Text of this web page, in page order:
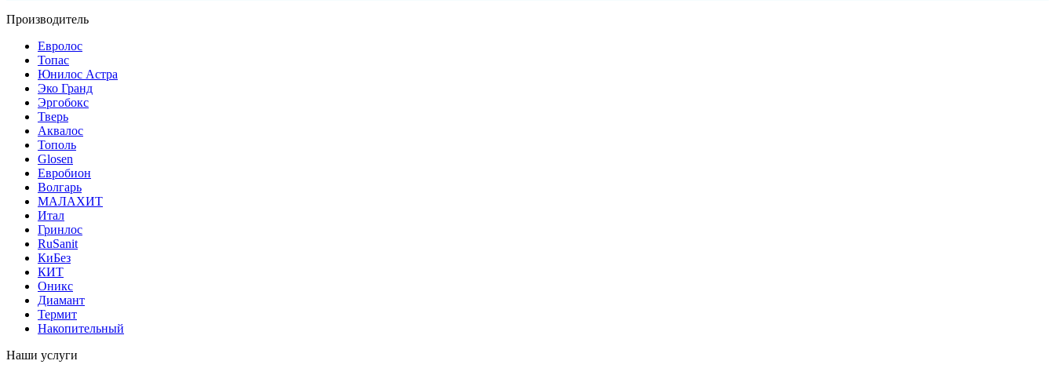
Производитель
Евролос
Топас
Юнилос Астра
Эко Гранд
Эргобокс
Тверь
Аквалос
Тополь
Glosen
Евробион
Волгарь
МАЛАХИТ
Итал
Гринлос
RuSanit
КиБез
КИТ
Оникс
Диамант
Термит
Накопительный
Наши услуги